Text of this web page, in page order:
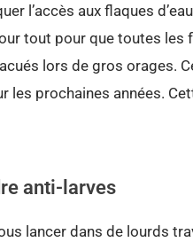
l’accès aux flaques
tout pour que toutes les
lors de gros orages.
les prochaines années.
anti-larves
lancer dans de lourds